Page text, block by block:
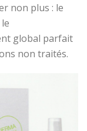
non plus : le
global parfait
non traités.